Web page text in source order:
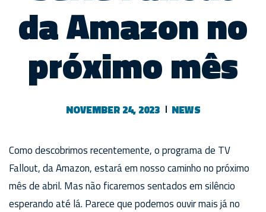
da Amazon no
próximo mês
NOVEMBER 24, 2023 NEWS
Como descobrimos recentemente, o programa de TV
Fallout, da Amazon, estará em nosso caminho no próximo
mês de abril. Mas não ficaremos sentados em silêncio
esperando até lá. Parece que podemos ouvir mais já no